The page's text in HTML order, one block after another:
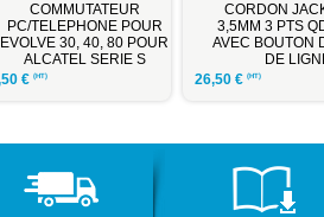
PLANTRONICS
CARTE SON POUR PC
€ (HT)
CORDON QD/
JACK 3.5MM
CARTE SON
27,50€ (HT)